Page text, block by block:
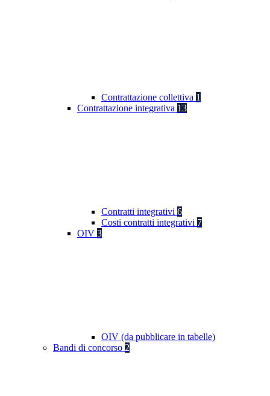
Contrattazione collettiva 1
Contrattazione integrativa 13
Contratti integrativi 6
Costi contratti integrativi 7
OIV 3
OIV (da pubblicare in tabelle)
Bandi di concorso 2